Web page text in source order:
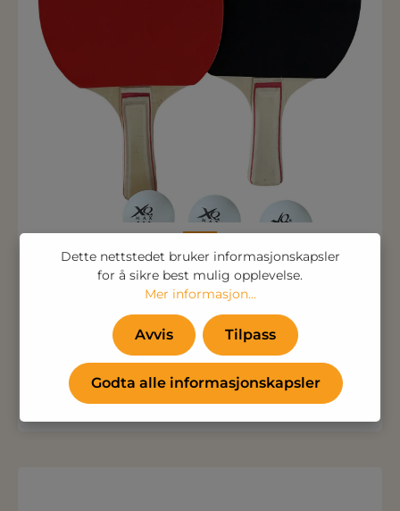
XQ Max Bordtennissett
Bare 123,75 kr
(99,00 kr Ekskl. mva. )
Kjøp nå
Dette nettstedet bruker informasjonskapsler
for å sikre best mulig opplevelse.
Mer informasjon...
Avvis Tilpass
Godta alle informasjonskapsler